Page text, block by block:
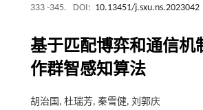
333 -345.
DOI: 10.13451/j.sxu.ns.2023042
基于匹配博弈和通信机
作群智感知算法
胡治国, 杜瑞芳, 秦雪健, 刘郭庆